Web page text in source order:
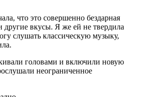
что это совершенно бездарная
другие вкусы. Я же ей не твердила
слушать классическую музыку,
головами и включили новую
неограниченное